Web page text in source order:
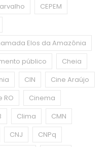
CEPEM
Elos da Amazônia
público
Cheia
CIN
Cine Araújo
RO
Cinema
Clima
CMN
CNJ
CNPq